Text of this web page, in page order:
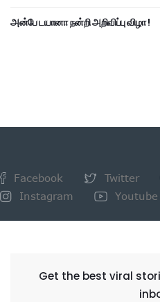
அன்பே டயானா நன்றி அறிவிப்பு விழா !
Facebook Twitter
Instagram
Youtube
Get the best viral